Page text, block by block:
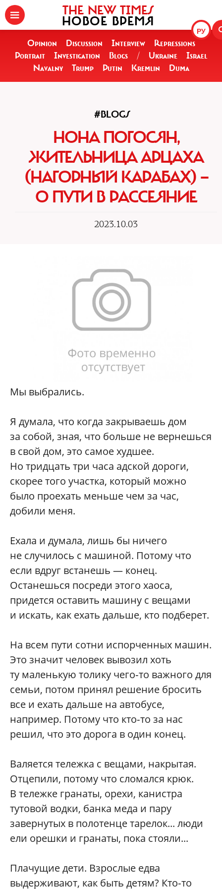
РУ
THE NEW TIMES
НОВОЕ ВРЕМЯ
Opinion Discussion Interview
Repressions
Portrait
Investigation Blogs / Ukraine
Israel
Navalny
Trump Putin Kremlin Duma
#BLOGS
НОНА ПОГОСЯН,
ЖИТЕЛЬНИЦА АРЦАХА
(НАГОРНЫЙ КАРАБАХ) —
О ПУТИ В РАССЕЯНИЕ
2023.10.03
Мы выбрались.
Я думала, что когда закрываешь дом
за собой, зная, что больше не вернешься
в свой дом, это самое худшее.
Но тридцать три часа адской дороги,
скорее того участка, который можно
было проехать меньше чем за час,
добили меня.
Ехала и думала, лишь бы ничего
не случилось с машиной. Потому что
если вдруг встанешь — конец.
Останешься посреди этого хаоса,
придется оставить машину с вещами
и искать, как ехать дальше, кто подберет.
На всем пути сотни испорченных машин.
Это значит человек вывозил хоть
ту маленькую толику чего‑то важного для
семьи, потом принял решение бросить
все и ехать дальше на автобусе,
например. Потому что кто‑то за нас
решил, что это дорога в один конец.
Валяется тележка с вещами, накрытая.
Отцепили, потому что сломался крюк.
В тележке гранаты, орехи, канистра
тутовой водки, банка меда и пару
завернутых в полотенце тарелок... люди
ели орешки и гранаты, пока стояли...
Плачущие дети. Взрослые едва
выдерживают, как быть детям? Кто‑то